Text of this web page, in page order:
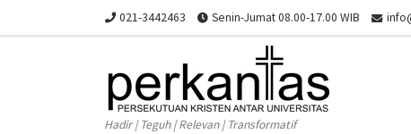
Skip to content 021-3442463 Senin-Jumat 08.00-17.00 WIB
Hadir | Teguh | Relevan | Transformatif